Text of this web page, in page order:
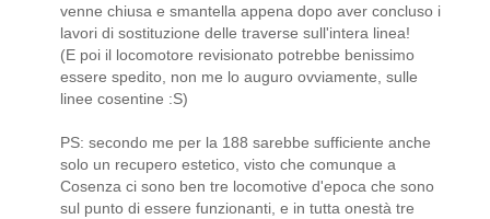
venne chiusa e smantella appena dopo aver concluso i
lavori di sostituzione delle traverse sull'intera linea!
(E poi il locomotore revisionato potrebbe benissimo
essere spedito, non me lo auguro ovviamente, sulle
linee cosentine :S)
PS: secondo me per la 188 sarebbe sufficiente anche
solo un recupero estetico, visto che comunque a
Cosenza ci sono ben tre locomotive d'epoca che sono
sul punto di essere funzionanti, e in tutta onestà tre